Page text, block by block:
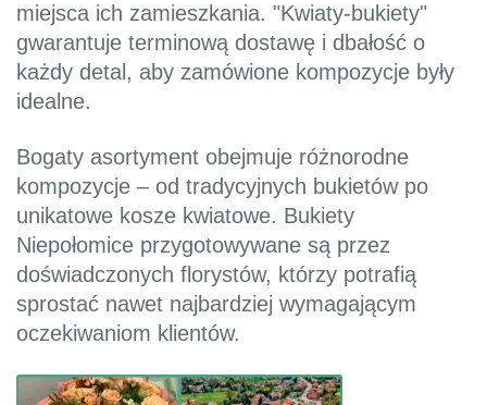
miejsca ich zamieszkania. "Kwiaty-bukiety"
gwarantuje terminową dostawę i dbałość o
każdy detal, aby zamówione kompozycje były
idealne.
Bogaty asortyment obejmuje różnorodne
kompozycje – od tradycyjnych bukietów po
unikatowe kosze kwiatowe. Bukiety
Niepołomice przygotowywane są przez
doświadczonych florystów, którzy potrafią
sprostać nawet najbardziej wymagającym
oczekiwaniom klientów.